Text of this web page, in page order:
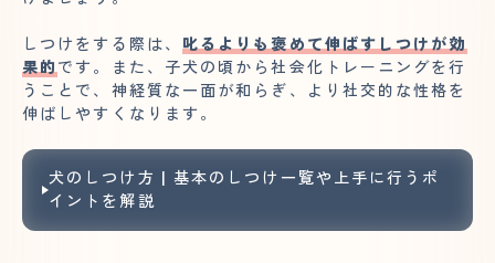
しつけをする際は、 叱るよりも褒めて伸ばすしつけが効
果的 です。また、子犬の頃から社会化トレーニングを行
うことで、神経質な一面が和らぎ、より社交的な性格を
伸ばしやすくなります。
犬のしつけ方 | 基本のしつけ一覧や上手に行うポ
イントを解説